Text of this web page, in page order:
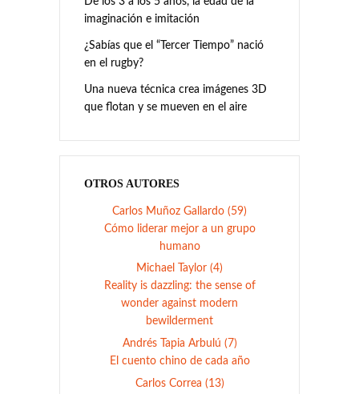
imaginación e imitación
¿Sabías que el “Tercer Tiempo” nació
en el rugby?
Una nueva técnica crea imágenes 3D
que flotan y se mueven en el aire
OTROS AUTORES
Carlos Muñoz Gallardo (59)
Cómo liderar mejor a un grupo
humano
Michael Taylor (4)
Reality is dazzling: the sense of
wonder against modern
bewilderment
Andrés Tapia Arbulú (7)
El cuento chino de cada año
Carlos Correa (13)